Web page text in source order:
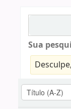
Sua